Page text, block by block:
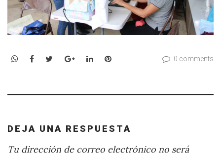
WhatsApp
Facebook
TwitterGoogle+LinkedInPinterest 0 comments
DEJA UNA RESPUESTA
Tu dirección de correo electrónico no será